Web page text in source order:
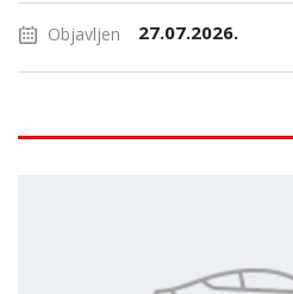
Objavljen 27.07.2026.